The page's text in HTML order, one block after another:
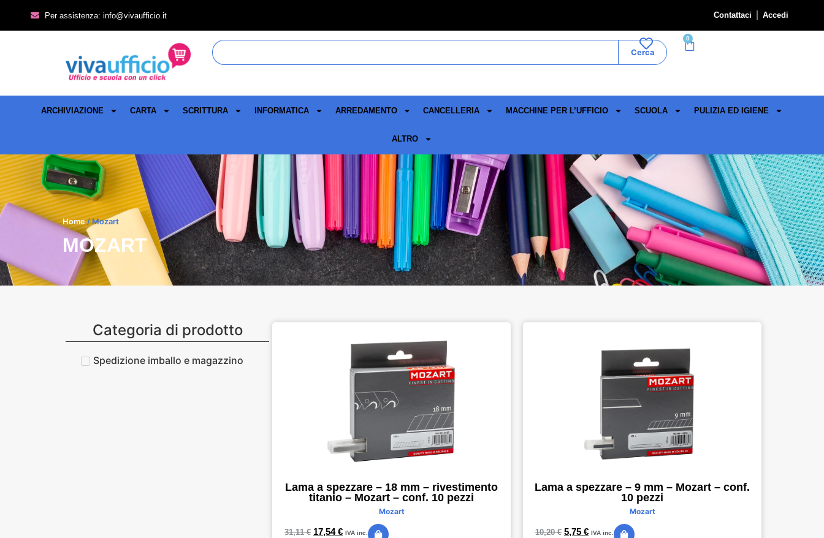
Per assistenza: info@vivaufficio.it Contattaci Accedi
Cerca
0
ARCHIVIAZIONE CARTA SCRITTURA INFORMATICA ARREDAMENTO CANCELLERIA MACCHINE PER L’UFFICIO SCUOLA PULIZIA ED IGIENE
ALTRO
Home/ Mozart
MOZART
Categoria di prodotto
Spedizione imballo e magazzino
Lama a spezzare – 18 mm – rivestimento
titanio – Mozart – conf. 10 pezzi
Mozart
31,11€ 17,54€ IVA inc.
Lama a spezzare – 9 mm – Mozart – conf.
10 pezzi
Mozart
10,20€ 5,75 € IVA inc.